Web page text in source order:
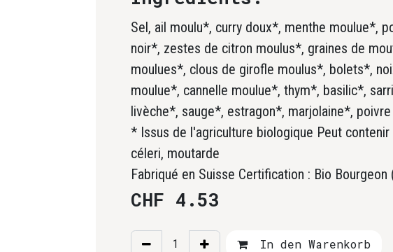
Sel, ail moulu*, curry doux*, menthe moulue*,
noir*, zestes de citron moulus*, graines de
moulues*, clous de girofle moulus*, bolets*,
moulue*, cannelle moulue*, thym*, basilic*,
livèche*, sauge*, estragon*, marjolaine*,
* Issus de l'agriculture biologique Peut
céleri, moutarde
Fabriqué en Suisse Certification : Bio Bourgeon
CHF 4.53
In den Warenkorb